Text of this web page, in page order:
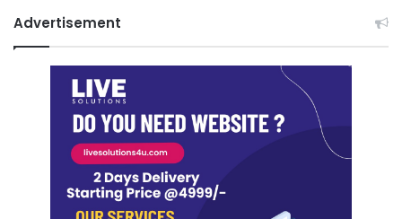
Advertisement